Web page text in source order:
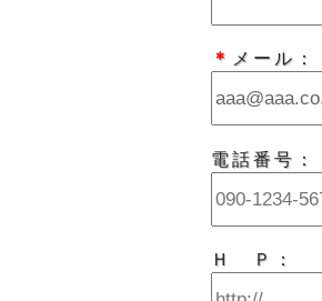
＊ メール：
電話番号：
Ｈ Ｐ：